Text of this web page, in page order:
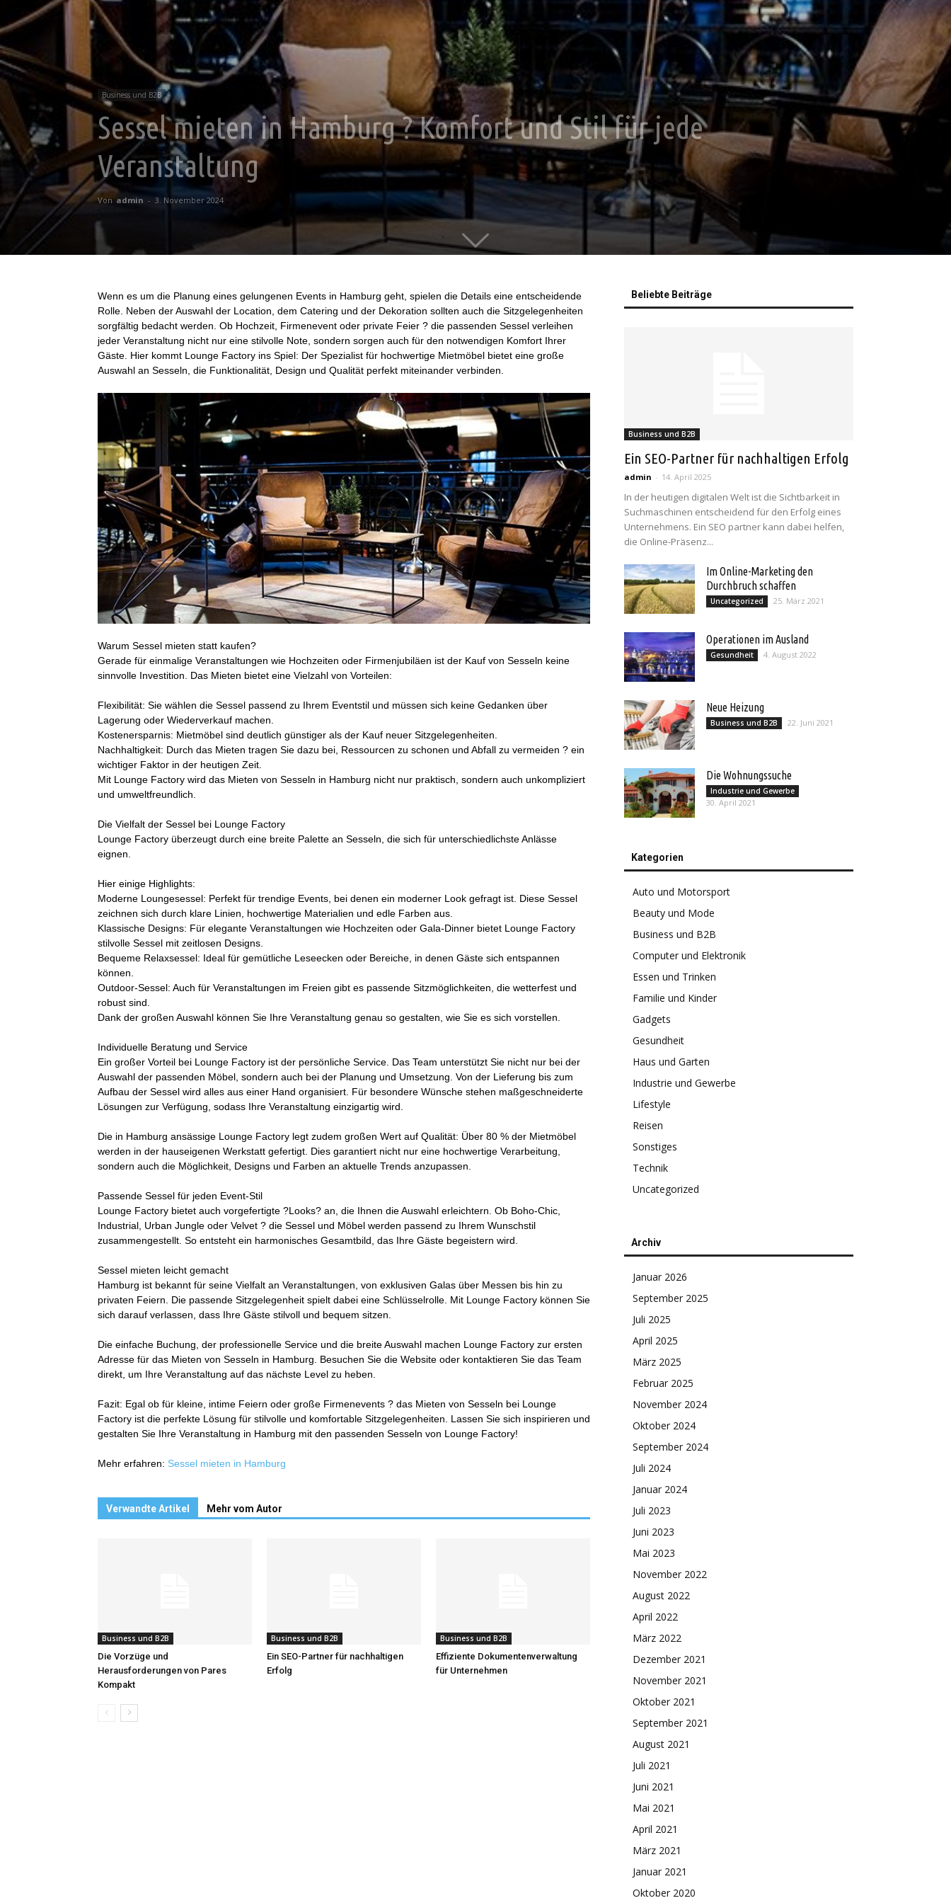
Business und B2B
Sessel mieten in Hamburg ? Komfort und Stil für jede
Veranstaltung
Von admin - 3. November 2024
Wenn es um die Planung eines gelungenen Events in Hamburg geht, spielen die Details eine entscheidende
Rolle. Neben der Auswahl der Location, dem Catering und der Dekoration sollten auch die Sitzgelegenheiten
sorgfältig bedacht werden. Ob Hochzeit, Firmenevent oder private Feier ? die passenden Sessel verleihen
jeder Veranstaltung nicht nur eine stilvolle Note, sondern sorgen auch für den notwendigen Komfort Ihrer
Gäste. Hier kommt Lounge Factory ins Spiel: Der Spezialist für hochwertige Mietmöbel bietet eine große
Auswahl an Sesseln, die Funktionalität, Design und Qualität perfekt miteinander verbinden.
Warum Sessel mieten statt kaufen?
Gerade für einmalige Veranstaltungen wie Hochzeiten oder Firmenjubiläen ist der Kauf von Sesseln keine
sinnvolle Investition. Das Mieten bietet eine Vielzahl von Vorteilen:
Flexibilität: Sie wählen die Sessel passend zu Ihrem Eventstil und müssen sich keine Gedanken über
Lagerung oder Wiederverkauf machen.
Kostenersparnis: Mietmöbel sind deutlich günstiger als der Kauf neuer Sitzgelegenheiten.
Nachhaltigkeit: Durch das Mieten tragen Sie dazu bei, Ressourcen zu schonen und Abfall zu vermeiden ? ein
wichtiger Faktor in der heutigen Zeit.
Mit Lounge Factory wird das Mieten von Sesseln in Hamburg nicht nur praktisch, sondern auch unkompliziert
und umweltfreundlich.
Die Vielfalt der Sessel bei Lounge Factory
Lounge Factory überzeugt durch eine breite Palette an Sesseln, die sich für unterschiedlichste Anlässe
eignen.
Hier einige Highlights:
Moderne Loungesessel: Perfekt für trendige Events, bei denen ein moderner Look gefragt ist. Diese Sessel
zeichnen sich durch klare Linien, hochwertige Materialien und edle Farben aus.
Klassische Designs: Für elegante Veranstaltungen wie Hochzeiten oder Gala-Dinner bietet Lounge Factory
stilvolle Sessel mit zeitlosen Designs.
Bequeme Relaxsessel: Ideal für gemütliche Leseecken oder Bereiche, in denen Gäste sich entspannen
können.
Outdoor-Sessel: Auch für Veranstaltungen im Freien gibt es passende Sitzmöglichkeiten, die wetterfest und
robust sind.
Dank der großen Auswahl können Sie Ihre Veranstaltung genau so gestalten, wie Sie es sich vorstellen.
Individuelle Beratung und Service
Ein großer Vorteil bei Lounge Factory ist der persönliche Service. Das Team unterstützt Sie nicht nur bei der
Auswahl der passenden Möbel, sondern auch bei der Planung und Umsetzung. Von der Lieferung bis zum
Aufbau der Sessel wird alles aus einer Hand organisiert. Für besondere Wünsche stehen maßgeschneiderte
Lösungen zur Verfügung, sodass Ihre Veranstaltung einzigartig wird.
Die in Hamburg ansässige Lounge Factory legt zudem großen Wert auf Qualität: Über 80 % der Mietmöbel
werden in der hauseigenen Werkstatt gefertigt. Dies garantiert nicht nur eine hochwertige Verarbeitung,
sondern auch die Möglichkeit, Designs und Farben an aktuelle Trends anzupassen.
Passende Sessel für jeden Event-Stil
Lounge Factory bietet auch vorgefertigte ?Looks? an, die Ihnen die Auswahl erleichtern. Ob Boho-Chic,
Industrial, Urban Jungle oder Velvet ? die Sessel und Möbel werden passend zu Ihrem Wunschstil
zusammengestellt. So entsteht ein harmonisches Gesamtbild, das Ihre Gäste begeistern wird.
Sessel mieten leicht gemacht
Hamburg ist bekannt für seine Vielfalt an Veranstaltungen, von exklusiven Galas über Messen bis hin zu
privaten Feiern. Die passende Sitzgelegenheit spielt dabei eine Schlüsselrolle. Mit Lounge Factory können Sie
sich darauf verlassen, dass Ihre Gäste stilvoll und bequem sitzen.
Die einfache Buchung, der professionelle Service und die breite Auswahl machen Lounge Factory zur ersten
Adresse für das Mieten von Sesseln in Hamburg. Besuchen Sie die Website oder kontaktieren Sie das Team
direkt, um Ihre Veranstaltung auf das nächste Level zu heben.
Fazit: Egal ob für kleine, intime Feiern oder große Firmenevents ? das Mieten von Sesseln bei Lounge
Factory ist die perfekte Lösung für stilvolle und komfortable Sitzgelegenheiten. Lassen Sie sich inspirieren und
gestalten Sie Ihre Veranstaltung in Hamburg mit den passenden Sesseln von Lounge Factory!
Mehr erfahren: Sessel mieten in Hamburg
Verwandte Artikel Mehr vom Autor
Business und B2B
Die Vorzüge und
Herausforderungen von Pares
Kompakt
Business und B2B
Ein SEO-Partner für nachhaltigen
Erfolg
Business und B2B
Effiziente Dokumentenverwaltung
für Unternehmen
Beliebte Beiträge
Business und B2B
Ein SEO-Partner für nachhaltigen Erfolg
admin - 14. April 2025
In der heutigen digitalen Welt ist die Sichtbarkeit in
Suchmaschinen entscheidend für den Erfolg eines
Unternehmens. Ein SEO partner kann dabei helfen,
die Online-Präsenz...
Im Online-Marketing den
Durchbruch schaffen
Uncategorized 25. März 2021
Operationen im Ausland
Gesundheit 4. August 2022
Neue Heizung
Business und B2B 22. Juni 2021
Die Wohnungssuche
Industrie und Gewerbe
30. April 2021
Kategorien
Auto und Motorsport
Beauty und Mode
Business und B2B
Computer und Elektronik
Essen und Trinken
Familie und Kinder
Gadgets
Gesundheit
Haus und Garten
Industrie und Gewerbe
Lifestyle
Reisen
Sonstiges
Technik
Uncategorized
Archiv
Januar 2026
September 2025
Juli 2025
April 2025
März 2025
Februar 2025
November 2024
Oktober 2024
September 2024
Juli 2024
Januar 2024
Juli 2023
Juni 2023
Mai 2023
November 2022
August 2022
April 2022
März 2022
Dezember 2021
November 2021
Oktober 2021
September 2021
August 2021
Juli 2021
Juni 2021
Mai 2021
April 2021
März 2021
Januar 2021
Oktober 2020